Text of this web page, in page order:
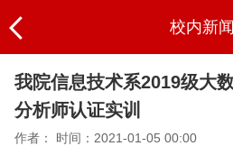
校内新闻
我院信息技术系2019级大
分析师认证实训
作者： 时间：2021-01-05 00:00